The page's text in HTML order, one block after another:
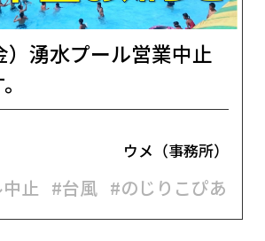
）湧水プール営業中止
ウメ（事務所）
止 #台風 #のじりこぴあ